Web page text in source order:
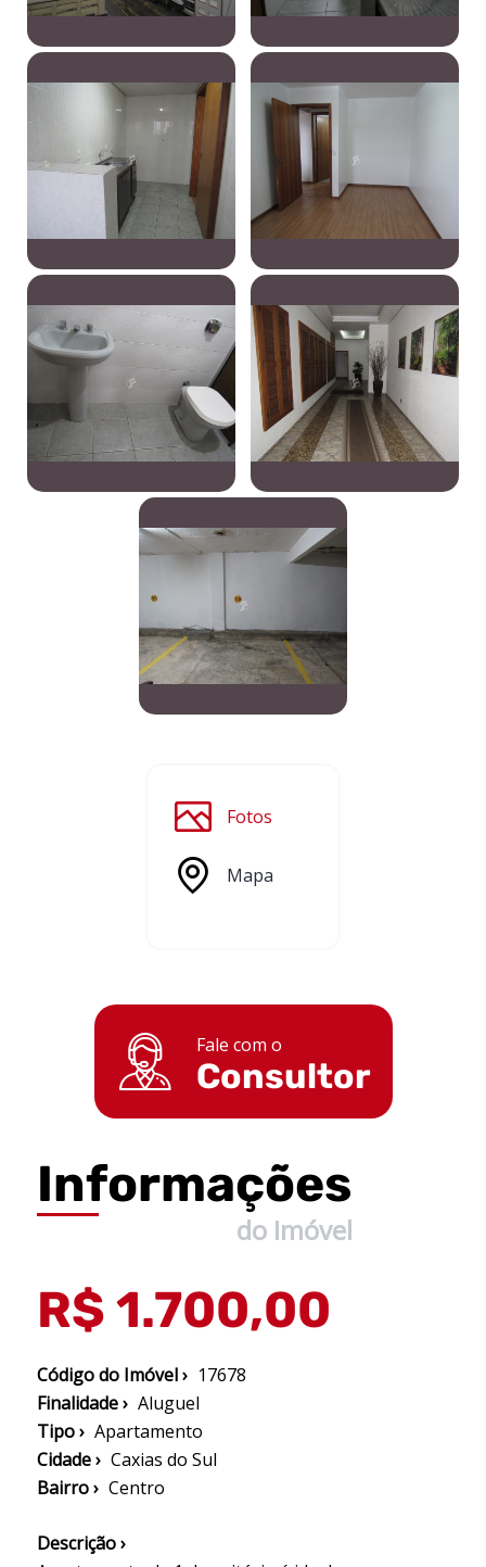
Fotos
Mapa
Fale com o
Consultor
Informações
do Imóvel
R$ 1.700,00
Código do Imóvel › 17678
Finalidade › Aluguel
Tipo › Apartamento
Cidade › Caxias do Sul
Bairro › Centro
Descrição ›